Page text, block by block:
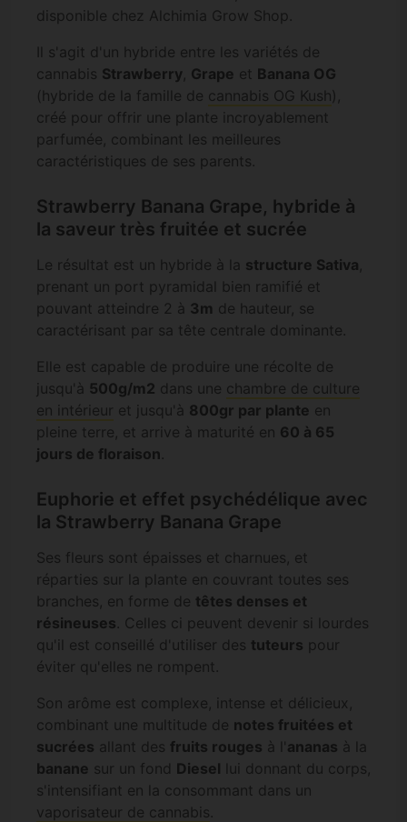
disponible chez Alchimia Grow Shop.
Il s'agit d'un hybride entre les variétés de
cannabis Strawberry Grape et Banana OG
(hybride de la famille de cannabis OG Kush),
créé pour offrir une plante incroyablement
parfumée, combinant les meilleures
caractéristiques de ses parents.
Strawberry Banana Grape, hybride à
la saveur très fruitée et sucrée
Le résultat est un hybride à la structure Sativa
prenant un port pyramidal bien ramifié et
pouvant atteindre 2 à 3m de hauteur, se
caractérisant par sa tête centrale dominante.
Elle est capable de produire une récolte de
jusqu'à 500g/m2 dans une chambre de culture
en intérieur
et jusqu'à 800gr par plante en
pleine terre, et arrive à maturité en 60 à 65
jours de floraison
Euphorie et effet psychédélique avec
la Strawberry Banana Grape
Ses fleurs sont épaisses et charnues, et
réparties sur la plante en couvrant toutes ses
branches, en forme de têtes denses et
résineuses . Celles ci peuvent devenir si lourdes
qu'il est conseillé d'utiliser des tuteurs pour
éviter qu'elles ne rompent.
Son arôme est complexe, intense et délicieux,
combinant une multitude de notes fruitées et
sucrées allant des fruits rouges à l' ananas à la
banane sur un fond Diesel lui donnant du corps,
s'intensifiant en la consommant dans un
vaporisateur de cannabis